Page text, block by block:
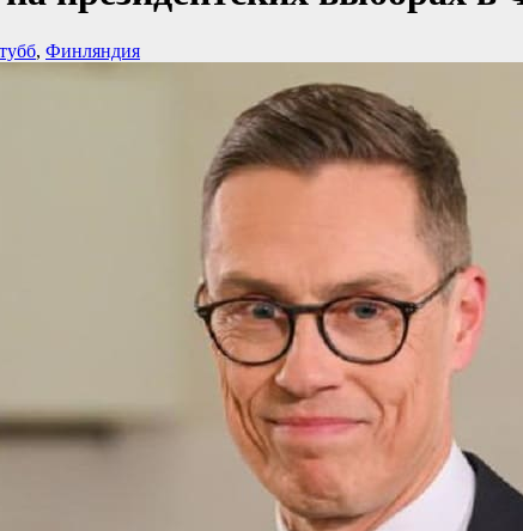
, Финляндия